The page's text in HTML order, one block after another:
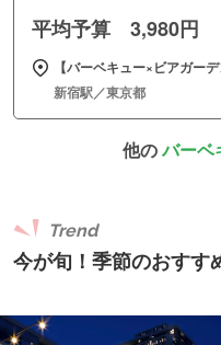
平均予算 3,980円
【バーベキュー×ビアガー
新宿駅／東京都
他のバーベ
今が旬！季節のおすす
Trend